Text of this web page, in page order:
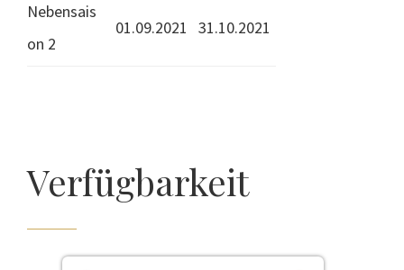
Nebensais
on 2
01.09.2021 31.10.2021
Verfügbarkeit